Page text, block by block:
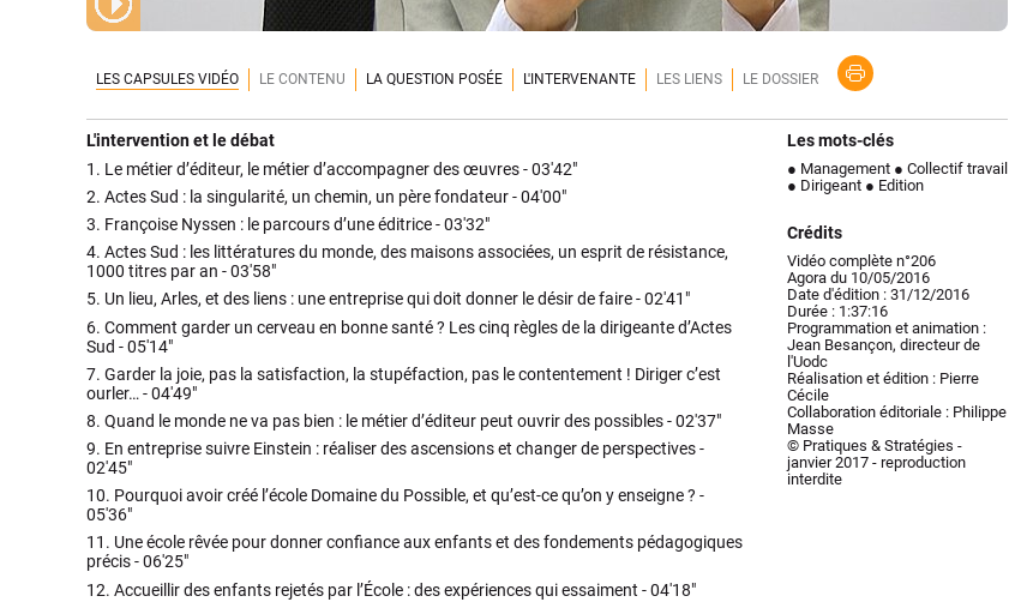
LES CAPSULES VIDÉO LE CONTENU LA QUESTION POSÉE L'INTERVENANTE LES LIENS LE DOSSIER
L'intervention et le débat
1. Le métier d’éditeur, le métier d’accompagner des œuvres -03'42"
2. Actes Sud : la singularité, un chemin, un père fondateur -04'00"
3. Françoise Nyssen : le parcours d’une éditrice -03'32"
4. Actes Sud : les littératures du monde, des maisons associées, un esprit de résistance,
1000 titres par an -03'58"
5. Un lieu, Arles, et des liens : une entreprise qui doit donner le désir de faire -02'41"
6. Comment garder un cerveau en bonne santé ? Les cinq règles de la dirigeante d’Actes
Sud -05'14"
7. Garder la joie, pas la satisfaction, la stupéfaction, pas le contentement ! Diriger c’est
ourler… -04'49"
8. Quand le monde ne va pas bien : le métier d’éditeur peut ouvrir des possibles -02'37"
9. En entreprise suivre Einstein : réaliser des ascensions et changer de perspectives -
02'45"
10. Pourquoi avoir créé l’école Domaine du Possible, et qu’est-ce qu’on y enseigne ? -
05'36"
11. Une école rêvée pour donner confiance aux enfants et des fondements pédagogiques
précis -06'25"
12. Accueillir des enfants rejetés par l’École : des expériences qui essaiment -04'18"
Les mots-clés
● Management ● Collectif travail
● Dirigeant ● Edition
Crédits
Vidéo complète n°206
Agora du 10/05/2016
Date d'édition : 31/12/2016
Durée : 1:37:16
Programmation et animation :
Jean Besançon, directeur de
l'Uodc
Réalisation et édition : Pierre
Cécile
Collaboration éditoriale : Philippe
Masse
© Pratiques & Stratégies -
janvier 2017 - reproduction
interdite